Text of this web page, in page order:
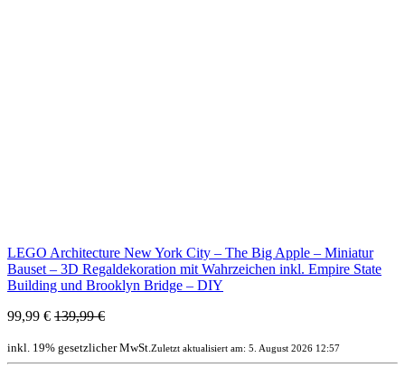
LEGO Architecture New York City – The Big Apple – Miniatur
Bauset – 3D Regaldekoration mit Wahrzeichen inkl. Empire State
Building und Brooklyn Bridge – DIY
99,99 € 139,99 €
inkl. 19% gesetzlicher MwSt.Zuletzt aktualisiert am: 5. August 2026 12:57